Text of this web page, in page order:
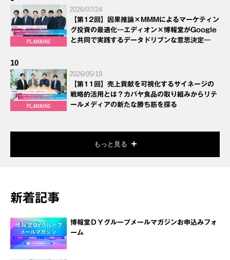
2026/07/24
【第12回】因果推論×MMMによるマーケティン
グ投資の最適化―エディオン×博報堂がGoogle
と共同で実践するデータドリブンな意思決定―
10
2026/05/19
【第11回】売上貢献を可視化するサイネージの
戦略的活用とは？カバヤ食品の取り組みからリテ
ールメディアの新たな勝ち筋を探る
もっと見る
新着記事
博報堂ＤＹグループメールマガジンお申込みフォ
ーム